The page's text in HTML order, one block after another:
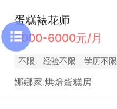
蛋糕裱花师
3000-6000元/月
不限 经验不限 学历不限
娜娜家.烘焙蛋糕房